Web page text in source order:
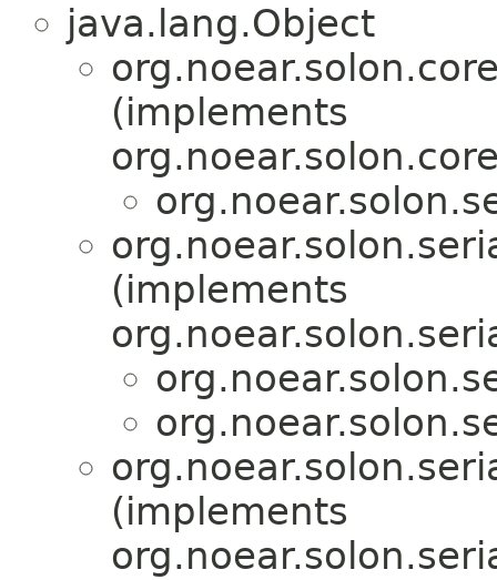
java.lang.Object
(implements
(implements
(implements